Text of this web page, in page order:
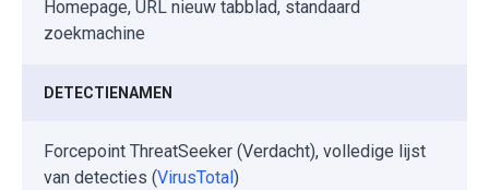
Homepage, URL nieuw tabblad, standaard
zoekmachine
DETECTIENAMEN
Forcepoint ThreatSeeker (Verdacht), volledige lijst
van detecties (VirusTotal )